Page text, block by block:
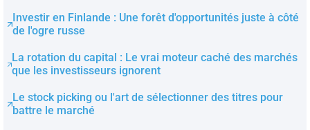
Investir en Finlande : Une forêt d'opportunités juste à côté
de l'ogre russe
La rotation du capital : Le vrai moteur caché des marchés
que les investisseurs ignorent
Le stock picking ou l'art de sélectionner des titres pour
battre le marché